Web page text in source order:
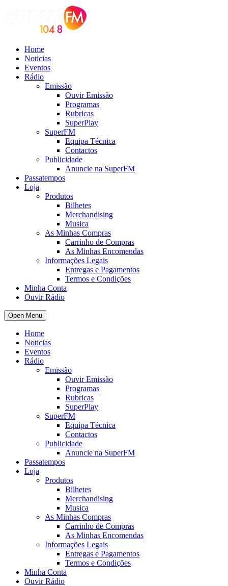
Home
Noticias
Eventos
Rádio
Emissão
Ouvir Emissão
Programas
Rubricas
SuperPlay
SuperFM
Equipa Técnica
Contactos
Publicidade
Anuncie na SuperFM
Passatempos
Loja
Produtos
Bilhetes
Merchandising
Musica
As Minhas Compras
Carrinho de Compras
As Minhas Encomendas
Informações Legais
Entregas e Pagamentos
Termos e Condições
Minha Conta
Ouvir Rádio
Open Menu
Home
Noticias
Eventos
Rádio
Emissão
Ouvir Emissão
Programas
Rubricas
SuperPlay
SuperFM
Equipa Técnica
Contactos
Publicidade
Anuncie na SuperFM
Passatempos
Loja
Produtos
Bilhetes
Merchandising
Musica
As Minhas Compras
Carrinho de Compras
As Minhas Encomendas
Informações Legais
Entregas e Pagamentos
Termos e Condições
Minha Conta
Ouvir Rádio